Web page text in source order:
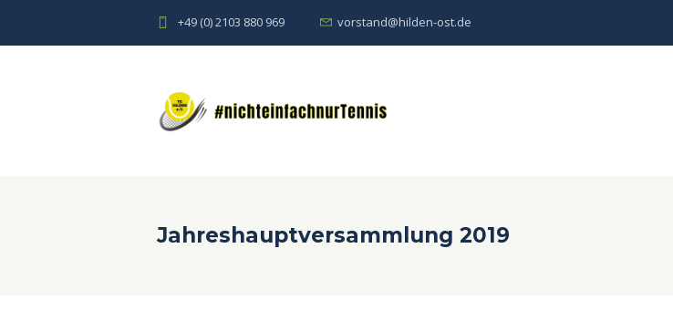
+49 (0) 2103 880 969 vorstand@hilden-ost.de
Jahreshauptversammlung 2019